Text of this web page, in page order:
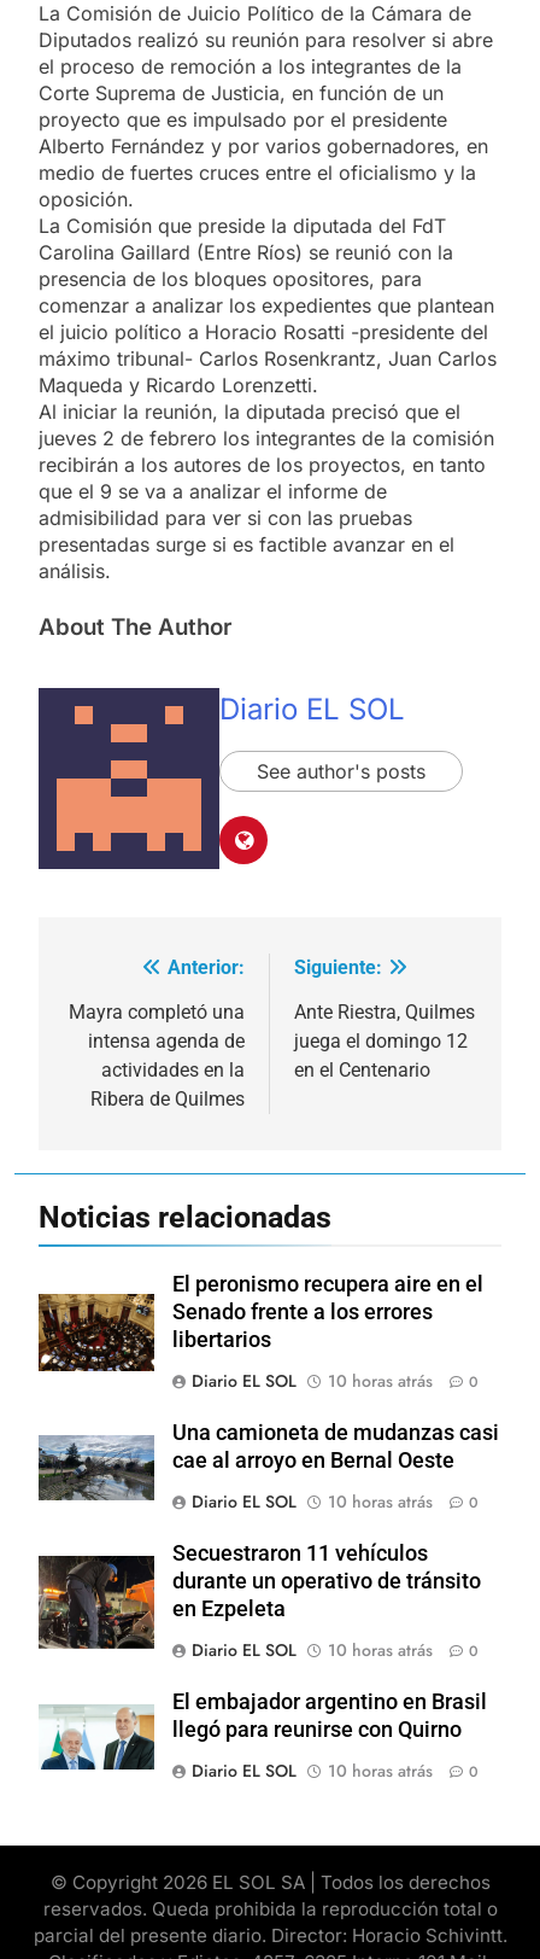
La Comisión de Juicio Político de la Cámara de
Diputados realizó su reunión para resolver si abre
el proceso de remoción a los integrantes de la
Corte Suprema de Justicia, en función de un
proyecto que es impulsado por el presidente
Alberto Fernández y por varios gobernadores, en
medio de fuertes cruces entre el oficialismo y la
oposición.
La Comisión que preside la diputada del FdT
Carolina Gaillard (Entre Ríos) se reunió con la
presencia de los bloques opositores, para
comenzar a analizar los expedientes que plantean
el juicio político a Horacio Rosatti -presidente del
máximo tribunal- Carlos Rosenkrantz, Juan Carlos
Maqueda y Ricardo Lorenzetti.
Al iniciar la reunión, la diputada precisó que el
jueves 2 de febrero los integrantes de la comisión
recibirán a los autores de los proyectos, en tanto
que el 9 se va a analizar el informe de
admisibilidad para ver si con las pruebas
presentadas surge si es factible avanzar en el
análisis.
About The Author
Diario EL SOL
See author's posts
Navegación
de
entradas
Anterior:
Mayra completó una
intensa agenda de
actividades en la
Ribera de Quilmes
Siguiente:
Ante Riestra, Quilmes
juega el domingo 12
en el Centenario
Noticias relacionadas
El peronismo recupera aire en el
Senado frente a los errores
libertarios
Diario EL SOL
10 horas atrás 0
Una camioneta de mudanzas casi
cae al arroyo en Bernal Oeste
Diario EL SOL
10 horas atrás 0
Secuestraron 11 vehículos
durante un operativo de tránsito
en Ezpeleta
Diario EL SOL
10 horas atrás 0
El embajador argentino en Brasil
llegó para reunirse con Quirno
Diario EL SOL
10 horas atrás 0
© Copyright 2026 EL SOL SA | Todos los derechos
reservados. Queda prohibida la reproducción total o
parcial del presente diario. Director: Horacio Schivintt.